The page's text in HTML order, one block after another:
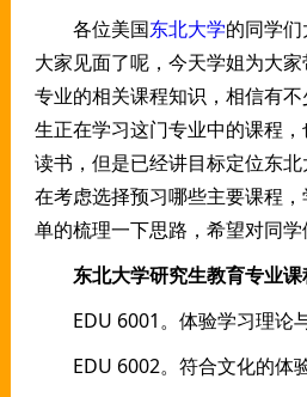
各位美国东北大学的同学
大家见面了呢，今天学姐为大
专业的相关课程知识，相信有
生正在学习这门专业中的课程
读书，但是已经讲目标定位东
在考虑选择预习哪些主要课程
单的梳理一下思路，希望对同学
东北大学研究生教育专业课
EDU 6001。体验学习理论
EDU 6002。符合文化的体